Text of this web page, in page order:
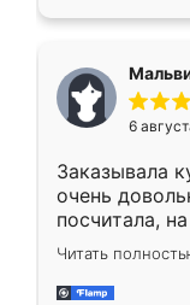
меньше,
Мне нравится
мебели буду
6
Заказывала
очень
посчитала,
Замерщик
делу со
за день,
Читать